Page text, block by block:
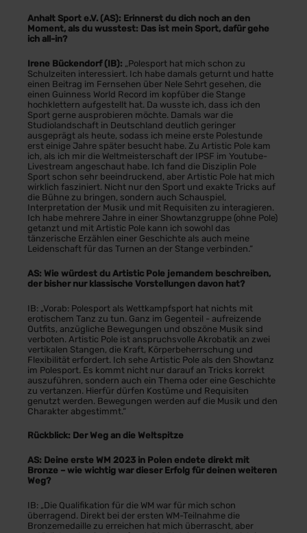
Anhalt Sport e.V. (AS): Erinnerst du dich noch an den
Moment, als du wusstest: Das ist mein Sport, dafür gehe
ich all-in?
Irene Bückendorf (IB): „Polesport hat mich schon zu
Schulzeiten interessiert. Ich habe damals geturnt und hatte
einen Beitrag im Fernsehen über Nele Sehrt gesehen, die
einen Guinness World Record im kopfüber die Stange
hochklettern aufgestellt hat. Da wusste ich, dass ich den
Sport gerne ausprobieren möchte. Damals war die
Studiolandschaft in Deutschland deutlich geringer
ausgeprägt als heute, sodass ich meine erste Polestunde
erst einige Jahre später besucht habe. Zu Artistic Pole kam
ich, als ich mir die Weltmeisterschaft der IPSF im Youtube-
Livestream angeschaut habe. Ich fand die Disziplin Pole
Sport schon sehr beeindruckend, aber Artistic Pole hat mich
wirklich fasziniert. Nicht nur den Sport und exakte Tricks auf
die Bühne zu bringen, sondern auch Schauspiel,
Interpretation der Musik und mit Requisiten zu interagieren.
Ich habe mehrere Jahre in einer Showtanzgruppe (ohne Pole)
getanzt und mit Artistic Pole kann ich sowohl das
tänzerische Erzählen einer Geschichte als auch meine
Leidenschaft für das Turnen an der Stange verbinden.“
AS: Wie würdest du Artistic Pole jemandem beschreiben,
der bisher nur klassische Vorstellungen davon hat?
IB: „Vorab: Polesport als Wettkampfsport hat nichts mit
erotischem Tanz zu tun. Ganz im Gegenteil - aufreizende
Outfits, anzügliche Bewegungen und obszöne Musik sind
verboten. Artistic Pole ist anspruchsvolle Akrobatik an zwei
vertikalen Stangen, die Kraft, Körperbeherrschung und
Flexibilität erfordert. Ich sehe Artistic Pole als den Showtanz
im Polesport. Es kommt nicht nur darauf an Tricks korrekt
auszuführen, sondern auch ein Thema oder eine Geschichte
zu vertanzen. Hierfür dürfen Kostüme und Requisiten
genutzt werden. Bewegungen werden auf die Musik und den
Charakter abgestimmt.“
Rückblick: Der Weg an die Weltspitze
AS: Deine erste WM 2023 in Polen endete direkt mit
Bronze – wie wichtig war dieser Erfolg für deinen weiteren
Weg?
IB: „Die Qualifikation für die WM war für mich schon
überragend. Direkt bei der ersten WM-Teilnahme die
Bronzemedaille zu erreichen hat mich überrascht, aber